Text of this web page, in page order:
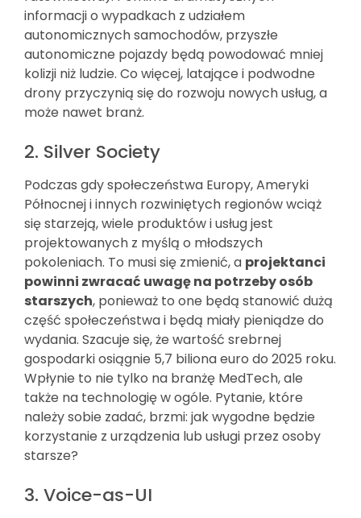
informacji o wypadkach z udziałem
autonomicznych samochodów, przyszłe
autonomiczne pojazdy będą powodować mniej
kolizji niż ludzie. Co więcej, latające i podwodne
drony przyczynią się do rozwoju nowych usług, a
może nawet branż.
2. Silver Society
Podczas gdy społeczeństwa Europy, Ameryki
Północnej i innych rozwiniętych regionów wciąż
się starzeją, wiele produktów i usług jest
projektowanych z myślą o młodszych
pokoleniach. To musi się zmienić, a projektanci
powinni zwracać uwagę na potrzeby osób
starszych, ponieważ to one będą stanowić dużą
część społeczeństwa i będą miały pieniądze do
wydania. Szacuje się, że wartość srebrnej
gospodarki osiągnie 5,7 biliona euro do 2025 roku.
Wpłynie to nie tylko na branżę MedTech, ale
także na technologię w ogóle. Pytanie, które
należy sobie zadać, brzmi: jak wygodne będzie
korzystanie z urządzenia lub usługi przez osoby
starsze?
3. Voice-as-UI